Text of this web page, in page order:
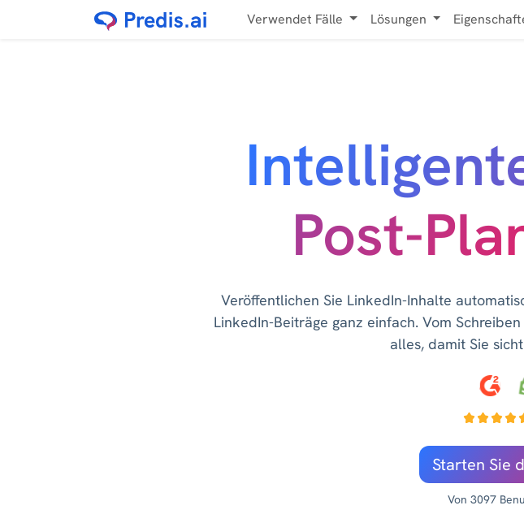
Verwendet Fälle Lösungen
Post-
Veröffentlichen Sie LinkedIn-Inhalte
LinkedIn-Beiträge ganz einfach. Vom
alles, damit Sie
Starten Sie
Von 3097